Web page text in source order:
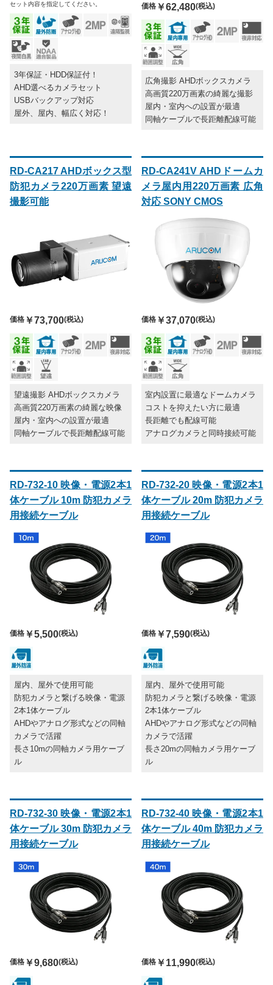
セット内容を指定してください。
3年保証・HDD保証付！
AHD選べるカメラセット
USBバックアップ対応
屋外、屋内、幅広く対応！
価格￥62,480(税込)
広角撮影 AHDボックスカメラ
高画質220万画素の綺麗な撮影
屋内・室内への設置が最適
同軸ケーブルで長距離配線可能
RD-CA217 AHDボックス型
防犯カメラ220万画素 望遠
撮影可能
価格 ￥73,700(税込)
望遠撮影 AHDボックスカメラ
高画質220万画素の綺麗な映像
屋内・室内への設置が最適
同軸ケーブルで長距離配線可能
RD-CA241V AHDドームカ
メラ屋内用220万画素 広角
対応 SONY CMOS
価格￥37,070(税込)
室内設置に最適なドームカメラ
コストを抑えたい方に最適
長距離でも配線可能
アナログカメラと同時接続可能
RD-732-10 映像・電源2本1
体ケーブル 10m 防犯カメラ
用接続ケーブル
価格 ￥5,500(税込)
屋内、屋外で使用可能
防犯カメラと繋げる映像・電源
2本1体ケーブル
AHDやアナログ形式などの同軸
カメラで活躍
長さ10mの同軸カメラ用ケーブ
ル
RD-732-20 映像・電源2本1
体ケーブル 20m 防犯カメラ
用接続ケーブル
価格￥7,590(税込)
屋内、屋外で使用可能
防犯カメラと繋げる映像・電源
2本1体ケーブル
AHDやアナログ形式などの同軸
カメラで活躍
長さ20mの同軸カメラ用ケーブ
ル
RD-732-30 映像・電源2本1
体ケーブル 30m 防犯カメラ
用接続ケーブル
価格 ￥9,680(税込)
RD-732-40 映像・電源2本1
体ケーブル 40m 防犯カメラ
用接続ケーブル
価格￥11,990(税込)